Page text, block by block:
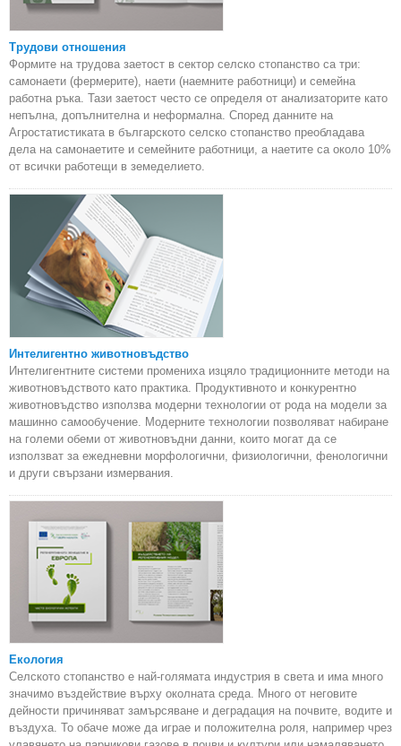
Трудови отношения
Формите на трудова заетост в сектор селско стопанство са три:
самонаети (фермерите), наети (наемните работници) и семейна
работна ръка. Тази заетост често се определя от анализаторите като
непълна, допълнителна и неформална. Според данните на
Агростатистиката в българското селско стопанство преобладава
дела на самонаетите и семейните работници, а наетите са около 10%
от всички работещи в земеделието.
Интелигентно животновъдство
Интелигентните системи промениха изцяло традиционните методи на
животновъдството като практика. Продуктивното и конкурентно
животновъдство използва модерни технологии от рода на модели за
машинно самообучение. Модерните технологии позволяват набиране
на големи обеми от животновъдни данни, които могат да се
използват за ежедневни морфологични, физиологични, фенологични
и други свързани измервания.
Екология
Селското стопанство е най-голямата индустрия в света и има много
значимо въздействие върху околната среда. Много от неговите
дейности причиняват замърсяване и деградация на почвите, водите и
въздуха. То обаче може да играе и положителна роля, например чрез